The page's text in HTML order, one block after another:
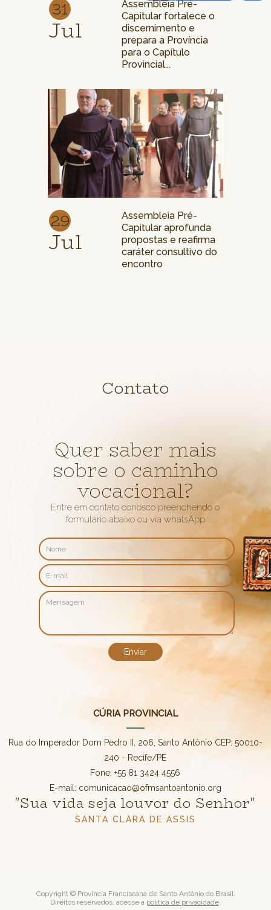
31
Jul
Assembleia Pré-
Capitular fortalece o
discernimento e
prepara a Província
para o Capítulo
Provincial...
29
Jul
Assembleia Pré-
Capitular aprofunda
propostas e reafirma
caráter consultivo do
encontro
Contato
Quer saber mais
sobre o caminho
vocacional?
Entre em contato conosco preenchendo o
formulário abaixo ou via whatsApp
CÚRIA PROVINCIAL
Rua do Imperador Dom Pedro II, 206, Santo Antônio CEP: 50010-
240 - Recife/PE
Fone: +55 81 3424 4556
E-mail: comunicacao@ofmsantoantonio.org
"Sua vida seja louvor do Senhor"
SANTA CLARA DE ASSIS
Copyright © Província Franciscana de Santo Antônio do Brasil.
Direitos reservados, acesse a política de privacidade.